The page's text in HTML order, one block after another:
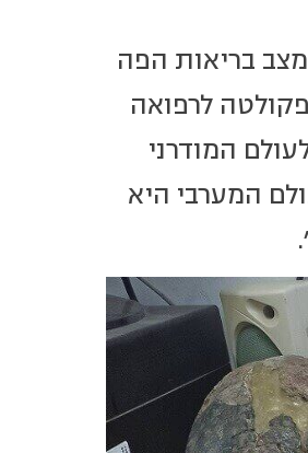
בריאות הפה
לרפואה
המודרני
המערבי היא